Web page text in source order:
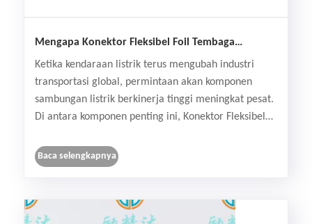
Mengapa Konektor Fleksibel Foil Tembaga
Modern?
Ketika kendaraan listrik terus mengubah industri
transportasi global, permintaan akan komponen
sambungan listrik berkinerja tinggi meningkat pesat.
Di antara komponen penting ini, Konektor Fleksibel
peran penting dalam memastikan transmisi arus
yang stabi......
Baca selengkapnya